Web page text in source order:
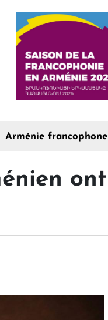
Arménie francophone